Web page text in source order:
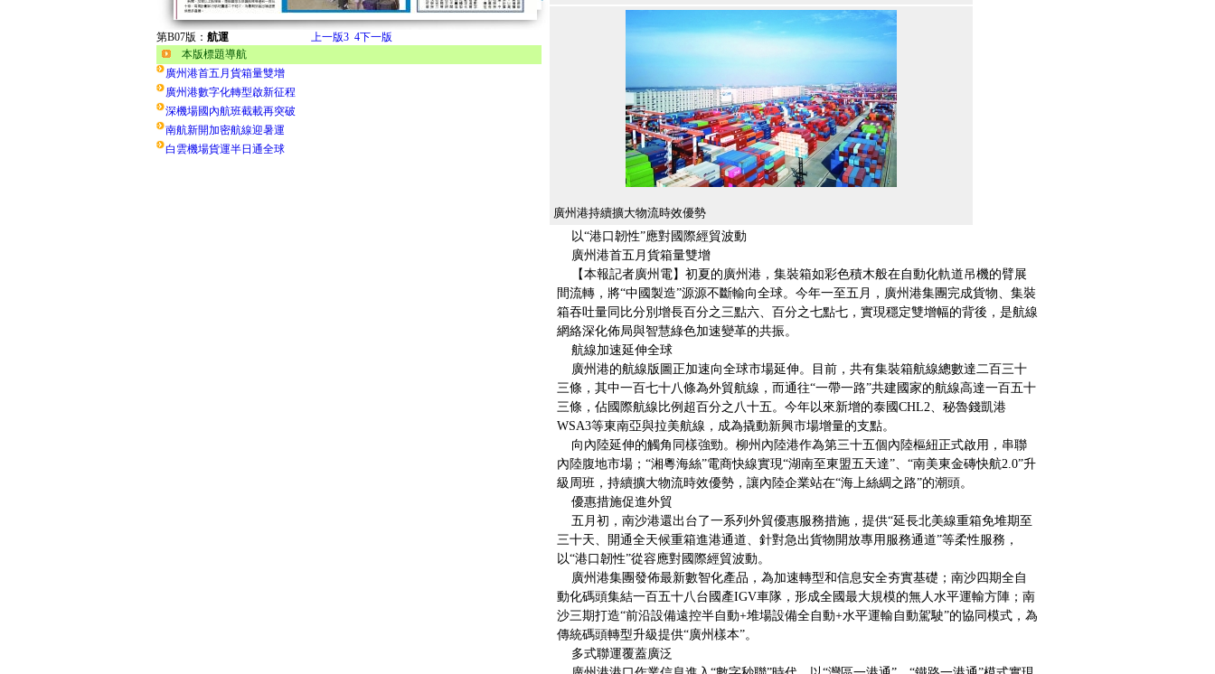
第B07版： 航運 上一版3 4下一版
本版標題導航
廣州港首五月貨箱量雙增
廣州港數字化轉型啟新征程
深機場國內航班截載再突破
南航新開加密航線迎暑運
白雲機場貨運半日通全球
廣州港持續擴大物流時效優勢
以“港口韌性”應對國際經貿波動
廣州港首五月貨箱量雙增
【本報記者廣州電】初夏的廣州港，集裝箱如彩色積木般在自動化軌道吊機的臂展
間流轉，將“中國製造”源源不斷輸向全球。今年一至五月，廣州港集團完成貨物、集裝
箱吞吐量同比分別增長百分之三點六、百分之七點七，實現穩定雙增幅的背後，是航線
網絡深化佈局與智慧綠色加速變革的共振。
航線加速延伸全球
廣州港的航線版圖正加速向全球市場延伸。目前，共有集裝箱航線總數達二百三十
三條，其中一百七十八條為外貿航線，而通往“一帶一路”共建國家的航線高達一百五十
三條，佔國際航線比例超百分之八十五。今年以來新增的泰國CHL2、秘魯錢凱港
WSA3等東南亞與拉美航線，成為撬動新興市場增量的支點。
向內陸延伸的觸角同樣強勁。柳州內陸港作為第三十五個內陸樞紐正式啟用，串聯
內陸腹地市場；“湘粵海絲”電商快線實現“湖南至東盟五天達”、“南美東金磚快航2.0”升
級周班，持續擴大物流時效優勢，讓內陸企業站在“海上絲綢之路”的潮頭。
優惠措施促進外貿
五月初，南沙港還出台了一系列外貿優惠服務措施，提供“延長北美線重箱免堆期至
三十天、開通全天候重箱進港通道、針對急出貨物開放專用服務通道”等柔性服務，
以“港口韌性”從容應對國際經貿波動。
廣州港集團發佈最新數智化產品，為加速轉型和信息安全夯實基礎；南沙四期全自
動化碼頭集結一百五十八台國產IGV車隊，形成全國最大規模的無人水平運輸方陣；南
沙三期打造“前沿設備遠控半自動+堆場設備全自動+水平運輸自動駕駛”的協同模式，為
傳統碼頭轉型升級提供“廣州樣本”。
多式聯運覆蓋廣泛